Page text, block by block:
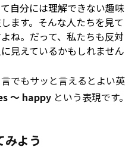
自分には理解できない趣味
ます。そんな人たちを見て
ね。だって、私たちも反対
見えているかもしれません
でもサッと言えるとよい英
～ happy という表現です。
みよう